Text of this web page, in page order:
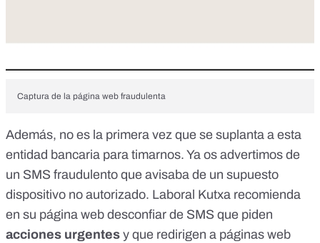
Captura de la página web fraudulenta
Además, no es la primera vez que se suplanta a esta
entidad bancaria para timarnos. Ya os advertimos de
un SMS fraudulento que avisaba de un supuesto
dispositivo no autorizado. Laboral Kutxa recomienda
en su página web desconfiar de SMS que piden
acciones urgentes y que redirigen a páginas web